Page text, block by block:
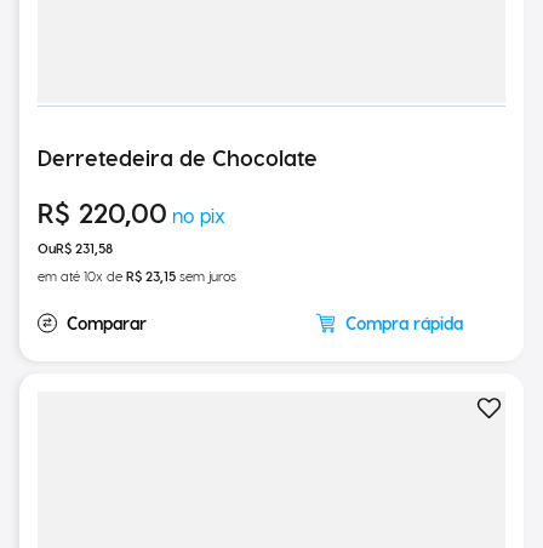
Derretedeira de Chocolate
R$ 220 00
R$ 231 58
em até 10x de R$ 23 15 sem juros
Compra rápida